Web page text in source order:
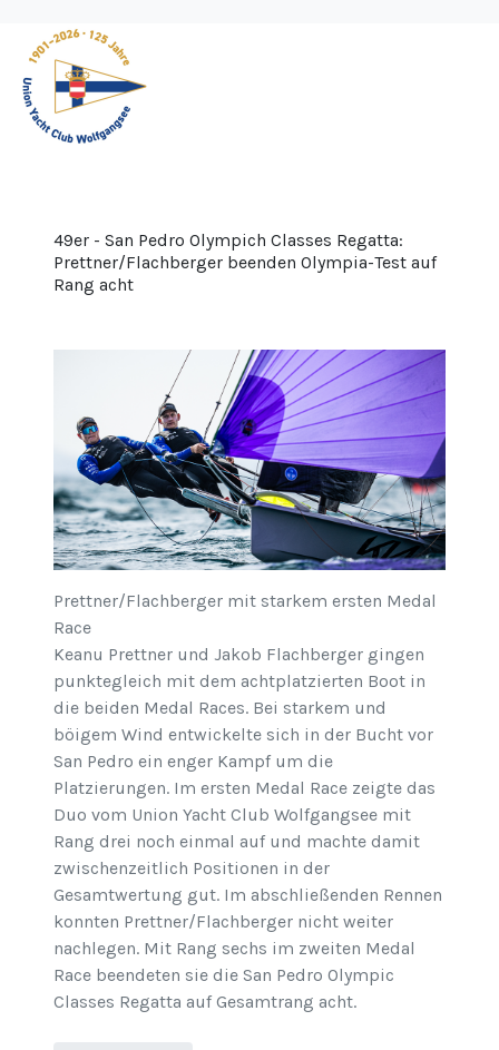
49er - San Pedro Olympich Classes Regatta:
Prettner/Flachberger beenden Olympia-Test auf
Rang acht
Prettner/Flachberger mit starkem ersten Medal
Race
Keanu Prettner und Jakob Flachberger gingen
punktegleich mit dem achtplatzierten Boot in
die beiden Medal Races. Bei starkem und
böigem Wind entwickelte sich in der Bucht vor
San Pedro ein enger Kampf um die
Platzierungen. Im ersten Medal Race zeigte das
Duo vom Union Yacht Club Wolfgangsee mit
Rang drei noch einmal auf und machte damit
zwischenzeitlich Positionen in der
Gesamtwertung gut. Im abschließenden Rennen
konnten Prettner/Flachberger nicht weiter
nachlegen. Mit Rang sechs im zweiten Medal
Race beendeten sie die San Pedro Olympic
Classes Regatta auf Gesamtrang acht.